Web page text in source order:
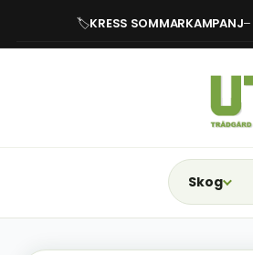
🏷KRESS SOMMARKAMPANJ
Skog